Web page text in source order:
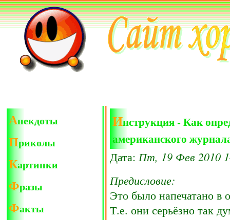
Анекдоты
Приколы
Картинки
Фразы
Факты
Инструкция - Как
американского
Дата: Пт, 19 Фев 2010
Предисловие:
Это было напечатано в
Т.е. они серьёзно так